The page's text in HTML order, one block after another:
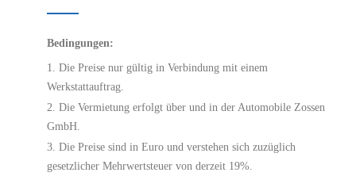
Bedingungen:
Die Preise nur gültig in Verbindung mit einem
Werkstattauftrag.
Die Vermietung erfolgt über und in der Automobile Zossen
GmbH.
Die Preise sind in Euro und verstehen sich zuzüglich
gesetzlicher Mehrwertsteuer von derzeit 19%.